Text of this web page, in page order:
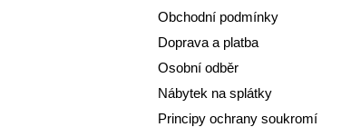
Obchodní podmínky
Doprava a platba
Osobní odběr
Nábytek na splátky
Principy ochrany soukromí